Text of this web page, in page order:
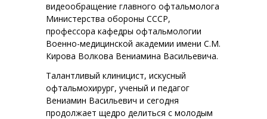
видеообращение главного офтальмолога
Министерства обороны СССР,
профессора кафедры офтальмологии
Военно-медицинской академии имени С.М.
Кирова Волкова Вениамина Васильевича.
Талантливый клиницист, искусный
офтальмохирург, ученый и педагог
Вениамин Васильевич и сегодня
продолжает щедро делиться с молодым